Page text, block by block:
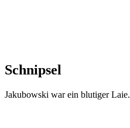
Schnipsel
Jakubowski war ein blutiger Laie.